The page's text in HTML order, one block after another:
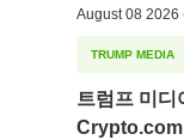
사 결정에 더 적극적으
보안, 특히 스마트 계
패치하여 플랫폼의 회
직면한 지속적인 위험
August 08 2026
TRUMP MEDIA
트럼프 미디
Crypto.com